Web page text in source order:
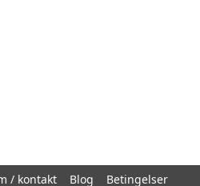
/ kontakt Blog Betingelser